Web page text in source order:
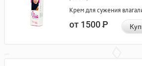
Крем для сужения
от 1500Р